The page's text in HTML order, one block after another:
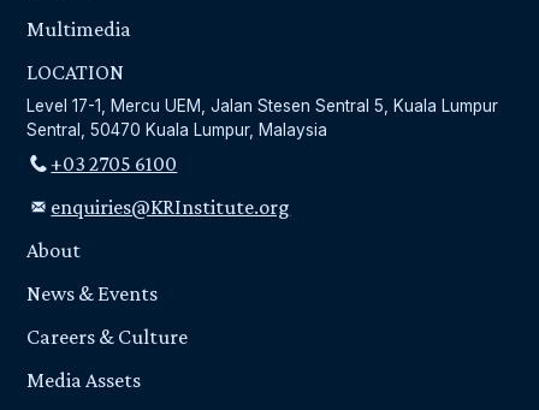
Multimedia
LOCATION
Level 17-1, Mercu UEM, Jalan Stesen Sentral 5, Kuala Lumpur
Sentral, 50470 Kuala Lumpur, Malaysia
+03 2705 6100
enquiries@KRInstitute.org
About
News & Events
Careers & Culture
Media Assets